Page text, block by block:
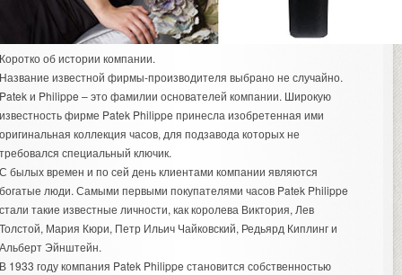
об истории компании.
известной фирмы-производителя выбрано не случайно.
и Philippe – это фамилии основателей компании. Широкую
фирме Patek Philippe принесла изобретенная ими
коллекция часов, для подзавода которых не
специальный ключик.
былых времен и по сей день клиентами компании являются
люди. Самыми первыми покупателями часов Patek Philippe
такие известные личности, как королева Виктория, Лев
Мария Кюри, Петр Ильич Чайковский, Редьярд Киплинг и
Эйнштейн.
1933 году компания Patek Philippe становится собственностью